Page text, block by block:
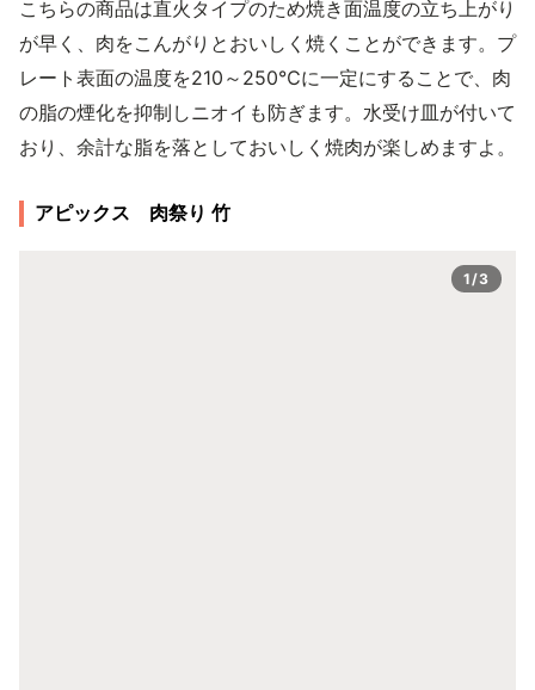
こちらの商品は直火タイプのため焼き面温度の立ち上がり
が早く、肉をこんがりとおいしく焼くことができます。プ
レート表面の温度を210～250℃に一定にすることで、肉
の脂の煙化を抑制しニオイも防ぎます。水受け皿が付いて
おり、余計な脂を落としておいしく焼肉が楽しめますよ。
アピックス 肉祭り 竹
1/3